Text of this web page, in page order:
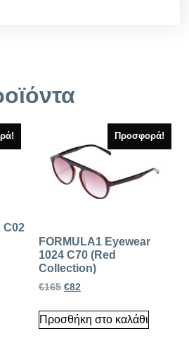
C02
Προσφορά!
FORMULA1 Eyewear
1024 C70 (Red
Collection)
€165 €82
Προσθήκη στο καλάθι